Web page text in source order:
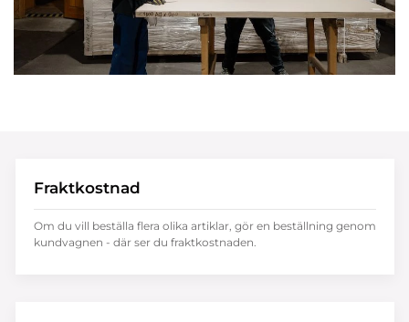
Fraktkostnad
Om du vill beställa flera olika artiklar, gör en beställning genom
kundvagnen - där ser du fraktkostnaden.